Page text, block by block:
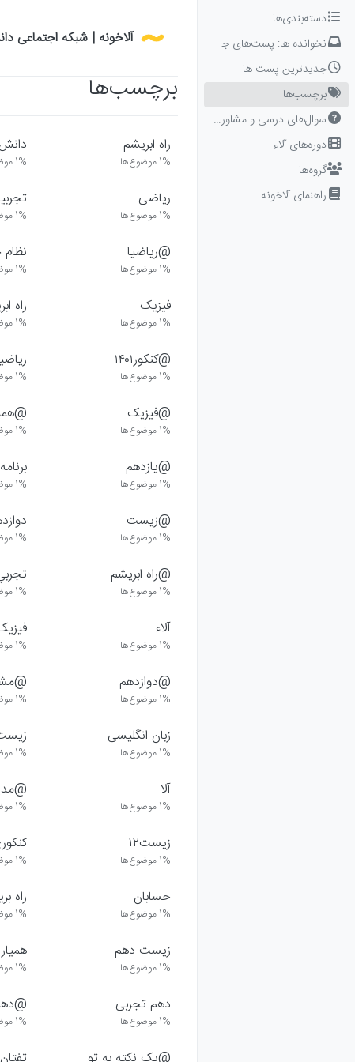
Skip to content
دسته‌بندی‌ها
نخوانده ها: پست‌های جدید برای شما
جدیدترین پست ها
برچسب‌ها
سوال‌های درسی و مشاوره‌ای
دوره‌های آلاء
گروه‌ها
راهنمای آلاخونه
آلاخونه | شبکه اجتماعی
برچسب‌ها
راه ابریشم
1% موضوع‌ها
دانش
1%
ریاضی
1% موضوع‌ها 1%
@ریاضیا
1% موضوع‌ها 1%
فیزیک
1% موضوع‌ها
راه
1%
@کنکور۱۴۰۱
1% موضوع‌ها 1%
@فیزیک
1% موضوع‌ها 1%
@یازدهم
1% موضوع‌ها 1%
@زیست
1% موضوع‌ها 1%
@راه ابریشم
1% موضوع‌ها 1%
آلاء
1% موضوع‌ها 1%
@دوازدهم
1% موضوع‌ها 1%
زبان انگلیسی
1% موضوع‌ها
زیست
1%
آلا
1% موضوع‌ها 1%
زیست۱۲
1% موضوع‌ها
کنکوری
1%
حسابان
1% موضوع‌ها
راه
1%
زیست دهم
1% موضوع‌ها
همیار
1%
دهم تجربی
1% موضوع‌ها 1%